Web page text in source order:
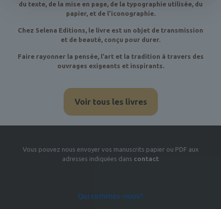
du texte, de la mise en page, de la typographie utilisée, du
papier, et de l’iconographie.
Chez Selena Editions, le livre est un objet de transmission
et de beauté, conçu pour durer.
Faire rayonner la pensée, l’art et la tradition à travers des
ouvrages exigeants et inspirants.
Voir tous les livres
Vous pouvez nous envoyer vos manuscrits papier ou PDF aux
adresses indiquées dans contact
Qui sommes-nous?